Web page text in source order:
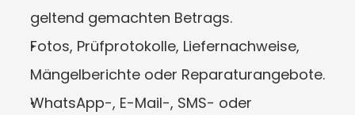
geltend gemachten Betrags.
Fotos, Prüfprotokolle, Liefernachweise,
Mängelberichte oder Reparaturangebote.
WhatsApp-, E-Mail-, SMS- oder